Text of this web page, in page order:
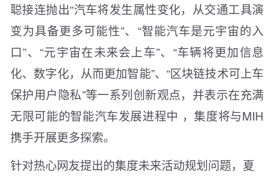
聪接连抛出“汽车将发生属性变化，从交通工具演
变为具备更多可能性”、“智能汽车是元宇宙的入
口”、“元宇宙在未来会上车”、“车辆将更加信息
化、数字化，从而更加智能”、“区块链技术可上车
保护用户隐私”等一系列创新观点，并表示在充满
无限可能的智能汽车发展进程中 ，集度将与MIH
携手开展更多探索。
针对热心网友提出的集度未来活动规划问题，夏